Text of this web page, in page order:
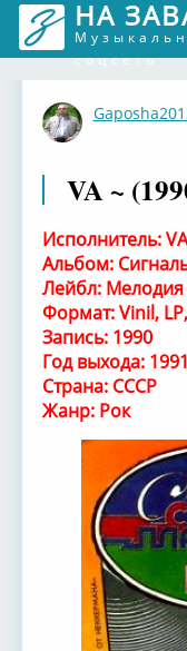
НА
соцсеть
VA ~
Исполнитель: VA
Альбом:
Лейбл: Мелодия
Формат: Vinil,
Запись: 1990
Год выхода: 1991
Страна: СССР
Жанр: Рок